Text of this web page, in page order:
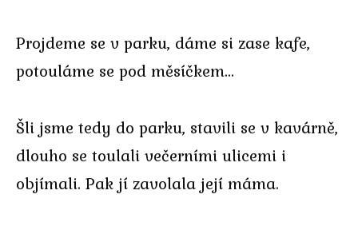
Projdeme se v parku, dáme si zase kafe,
potouláme se pod měsíčkem…
Šli jsme tedy do parku, stavili se v kavárně,
dlouho se toulali večerními ulicemi i
objímali. Pak jí zavolala její máma.